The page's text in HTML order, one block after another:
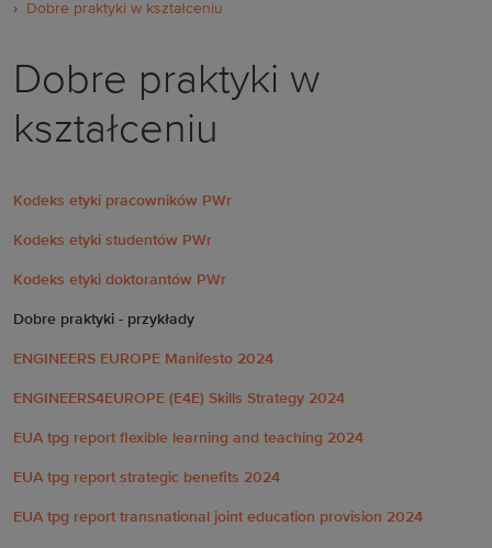
Dobre praktyki w kształceniu
Dobre praktyki w
kształceniu
Kodeks etyki pracowników PWr
Kodeks etyki studentów PWr
Kodeks etyki doktorantów PWr
Dobre praktyki - przykłady
ENGINEERS EUROPE Manifesto 2024
ENGINEERS4EUROPE (E4E) Skills Strategy 2024
EUA tpg report flexible learning and teaching 2024
EUA tpg report strategic benefits 2024
EUA tpg report transnational joint education provision 2024